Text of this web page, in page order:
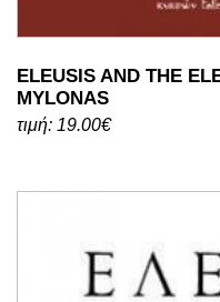
ELEUSIS AND THE
MYLONAS
τιμή: 19.00€